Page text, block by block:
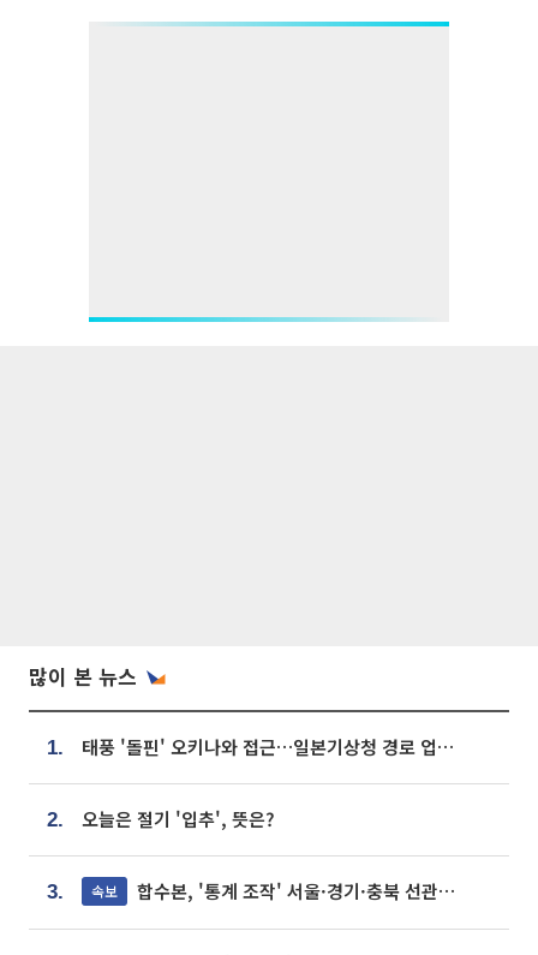
많이 본 뉴스
1. 태풍 '돌핀' 오키나와 접근…일본기상청 경로 업데이트
2. 오늘은 절기 '입추', 뜻은?
3. 속보 합수본, '통계 조작' 서울·경기·충북 선관위 등 추가 압수수색